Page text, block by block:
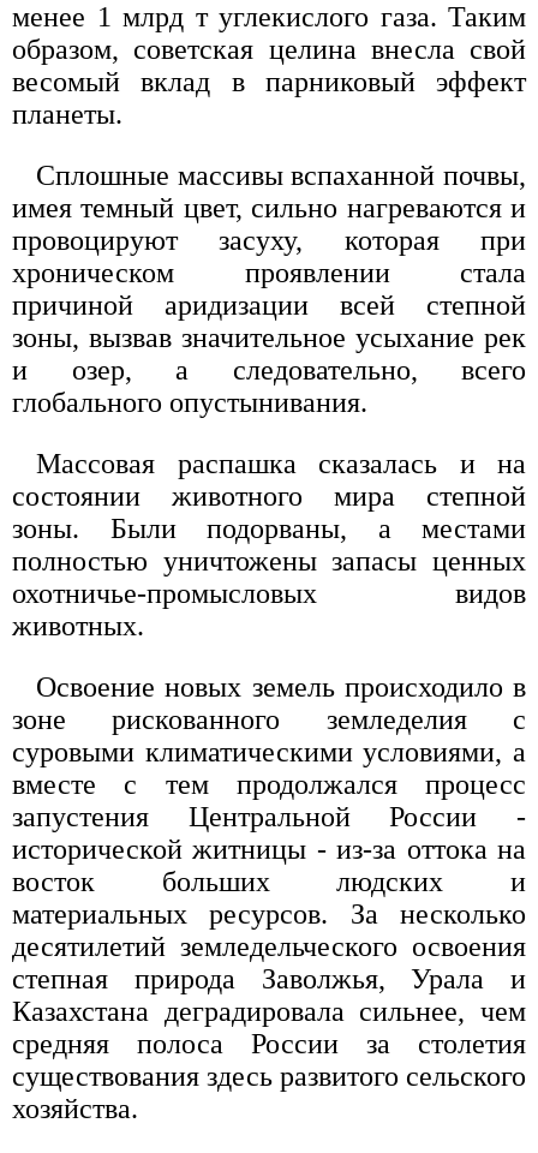
менее 1 млрд т углекислого газа. Таким
образом, советская целина внесла свой
весомый вклад в парниковый эффект
планеты.
Сплошные массивы вспаханной почвы,
имея темный цвет, сильно нагреваются и
провоцируют засуху, которая при
хроническом проявлении стала
причиной аридизации всей степной
зоны, вызвав значительное усыхание рек
и озер, а следовательно, всего
глобального опустынивания.
Массовая распашка сказалась и на
состоянии животного мира степной
зоны. Были подорваны, а местами
полностью уничтожены запасы ценных
охотничье-промысловых видов
животных.
Освоение новых земель происходило в
зоне рискованного земледелия с
суровыми климатическими условиями, а
вместе с тем продолжался процесс
запустения Центральной России -
исторической житницы - из-за оттока на
восток больших людских и
материальных ресурсов. За несколько
десятилетий земледельческого освоения
степная природа Заволжья, Урала и
Казахстана деградировала сильнее, чем
средняя полоса России за столетия
существования здесь развитого сельского
хозяйства.